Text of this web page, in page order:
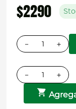
$2290
＋
－
＋
－